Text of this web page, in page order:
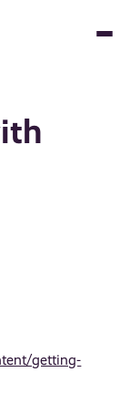
getting-